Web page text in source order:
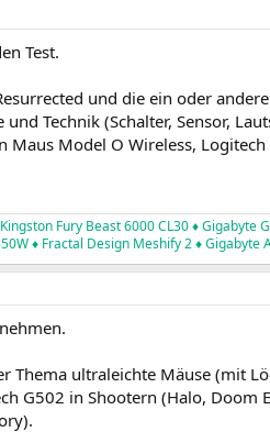
Test.
und die ein oder
Technik (Schalter, Sensor,
Model O Wireless,
Fury Beast 6000 CL30♦ Gigabyte
♦ Fractal Design Meshify 2♦ Gigabyte
Thema ultraleichte Mäuse (mit
G502 in Shootern (Halo, Doom